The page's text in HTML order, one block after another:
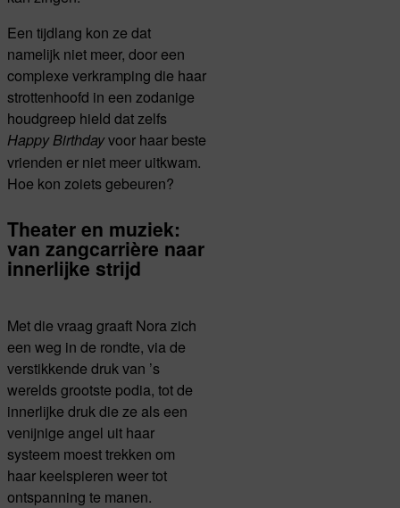
Een tijdlang kon ze dat
namelijk niet meer, door een
complexe verkramping die haar
strottenhoofd in een zodanige
houdgreep hield dat zelfs
Happy Birthdayvoor haar beste
vrienden er niet meer uitkwam.
Hoe kon zoiets gebeuren?
Theater en muziek:
van zangcarrière naar
innerlijke strijd
Met die vraag graaft Nora zich
een weg in de rondte, via de
verstikkende druk van ’s
werelds grootste podia, tot de
innerlijke druk die ze als een
venijnige angel uit haar
systeem moest trekken om
haar keelspieren weer tot
ontspanning te manen.